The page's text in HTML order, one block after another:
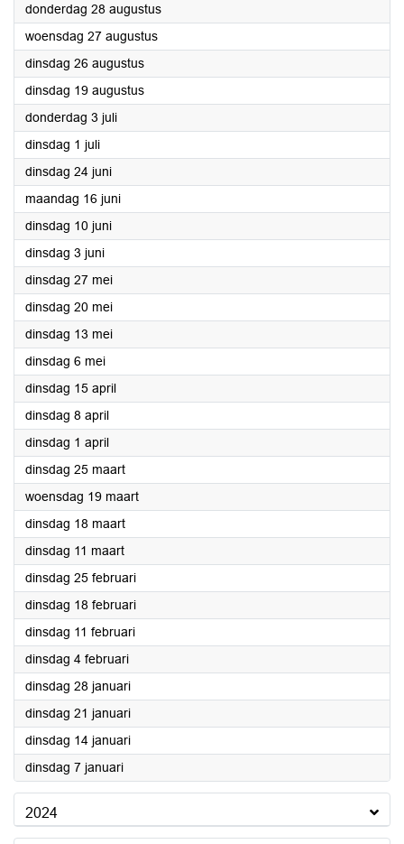
donderdag 28 augustus2025
woensdag 27 augustus2025
dinsdag 26 augustus2025
dinsdag 19 augustus2025
donderdag 3 juli2025
dinsdag 1 juli2025
dinsdag 24 juni2025
maandag 16 juni2025
dinsdag 10 juni2025
dinsdag 3 juni2025
dinsdag 27 mei2025
dinsdag 20 mei2025
dinsdag 13 mei2025
dinsdag 6 mei2025
dinsdag 15 april2025
dinsdag 8 april2025
dinsdag 1 april2025
dinsdag 25 maart2025
woensdag 19 maart2025
dinsdag 18 maart2025
dinsdag 11 maart2025
dinsdag 25 februari2025
dinsdag 18 februari2025
dinsdag 11 februari2025
dinsdag 4 februari2025
dinsdag 28 januari2025
dinsdag 21 januari2025
dinsdag 14 januari2025
dinsdag 7 januari2025
2024